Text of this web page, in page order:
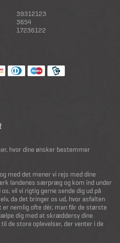
39312123
3654
17236122
hvor dine ønsker bestemmer
med det mener vi rejs med dine
landenes særpræg og kom ind under
vil vi rigtig gerne sende dig ud på
da det bringer os ud, hvor asfalten
er nemlig ofte dér, man får de største
dig med at skræddersy dine
de store oplevelser, der venter i de